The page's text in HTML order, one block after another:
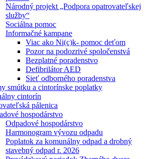
Národný projekt „Podpora opatrovateľskej
služby“
Sociálna pomoc
Informačné kampane
Viac ako Ni(c)k- pomoc deťom
Pozor na podozrivé spoločenstvá
Bezplatné poradenstvo
Defibrilátor AED
Sieť odborného poradenstva
smútku a cintorínske poplatky
cintorín
pálenica
hospodárstvo
Odpadové hospodárstvo
Harmonogram vývozu odpadu
Poplatok za komunálny odpad a drobný
stavebný odpad r. 2026